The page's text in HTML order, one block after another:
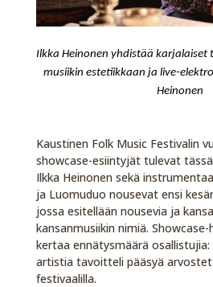
Ilkka Heinonen yhdistää karjalaiset
musiikin estetiikkaan ja live-
Heinonen
Kaustinen Folk Music Festivalin
showcase-esiintyjät tulevat
Ilkka Heinonen sekä
ja Luomuduo nousevat ensi
jossa esitellään nousevia ja
kansanmusiikin nimiä.
kertaa ennätysmäärä
artistia tavoitteli pääsyä
festivaalilla.